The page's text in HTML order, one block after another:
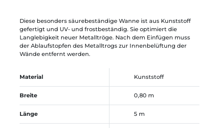
Diese besonders säurebeständige Wanne ist aus Kunststoff
gefertigt und UV- und frostbeständig. Sie optimiert die
Langlebigkeit neuer Metalltröge. Nach dem Einfügen muss
der Ablaufstopfen des Metalltrogs zur Innenbelüftung der
Wände entfernt werden.
Material Kunststoff
Breite 0,80 m
Länge 5 m